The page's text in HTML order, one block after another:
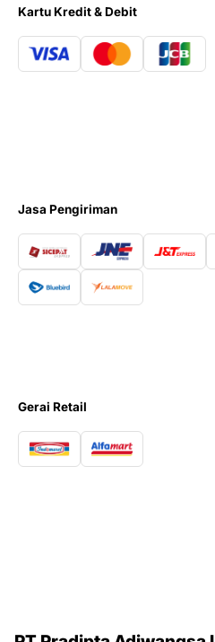
Kartu Kredit & Debit
Jasa Pengiriman
Gerai Retail